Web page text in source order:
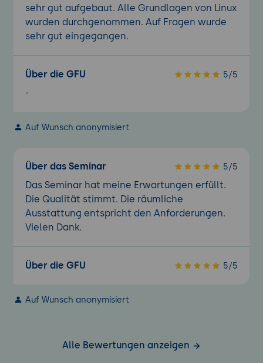
sehr gut aufgebaut. Alle Grundlagen von Linux
wurden durchgenommen. Auf Fragen wurde
sehr gut eingegangen.
Über die GFU 5/5
-
Auf Wunsch anonymisiert
Über das Seminar 5/5
Das Seminar hat meine Erwartungen erfüllt.
Die Qualität stimmt. Die räumliche
Ausstattung entspricht den Anforderungen.
Vielen Dank.
Über die GFU 5/5
Auf Wunsch anonymisiert
Alle Bewertungen anzeigen